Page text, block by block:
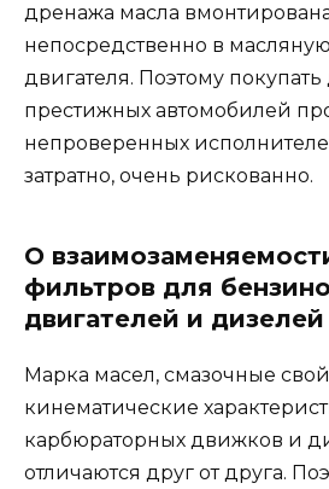
дренажа масла
непосредственно в
двигателя. Поэтому покупать
престижных автомобилей
непроверенных
затратно, очень рискованно.
О
фильтров для
двигателей и дизелей
Марка масел, смазочные
кинематические
карбюраторных движков и
отличаются друг от друга.